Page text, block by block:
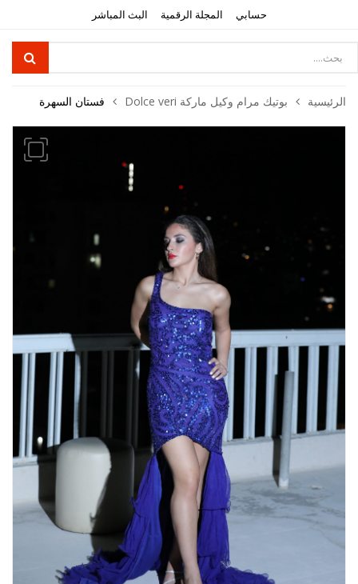
حسابي المجلة الرقمية البث المباشر
الرئيسية بوتيك مرام وكيل ماركة Dolce veri فستان السهرة